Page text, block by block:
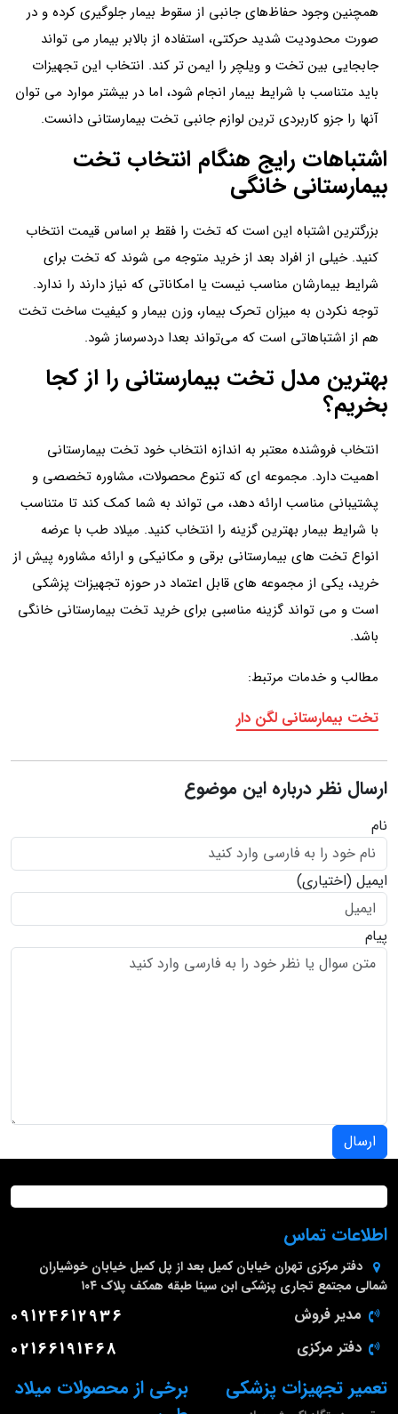
همچنین وجود حفاظ‌های جانبی از سقوط بیمار جلوگیری کرده و در
صورت محدودیت شدید حرکتی، استفاده از بالابر بیمار می تواند
جابجایی بین تخت و ویلچر را ایمن تر کند. انتخاب این تجهیزات
باید متناسب با شرایط بیمار انجام شود، اما در بیشتر موارد می توان
آنها را جزو کاربردی ترین لوازم جانبی تخت بیمارستانی دانست.
اشتباهات رایج هنگام انتخاب تخت
بیمارستانی خانگی
بزرگترین اشتباه این است که تخت را فقط بر اساس قیمت انتخاب
کنید. خیلی از افراد بعد از خرید متوجه می شوند که تخت برای
شرایط بیمارشان مناسب نیست یا امکاناتی که نیاز دارند را ندارد.
توجه نکردن به میزان تحرک بیمار، وزن بیمار و کیفیت ساخت تخت
هم از اشتباهاتی است که می‌تواند بعدا دردسرساز شود.
بهترین مدل تخت بیمارستانی را از کجا
بخریم؟
انتخاب فروشنده معتبر به اندازه انتخاب خود تخت بیمارستانی
اهمیت دارد. مجموعه ای که تنوع محصولات، مشاوره تخصصی و
پشتیبانی مناسب ارائه دهد، می تواند به شما کمک کند تا متناسب
با شرایط بیمار بهترین گزینه را انتخاب کنید. میلاد طب با عرضه
انواع تخت های بیمارستانی برقی و مکانیکی و ارائه مشاوره پیش از
خرید، یکی از مجموعه های قابل اعتماد در حوزه تجهیزات پزشکی
است و می تواند گزینه مناسبی برای خرید تخت بیمارستانی خانگی
باشد.
مطالب و خدمات مرتبط:
تخت بیمارستانی لگن دار
ارسال نظر درباره این موضوع
نام
ایمیل (اختیاری)
پیام
ارسال
برخی از محصولات میلاد
تعمیر تجهیزات پزشکی
اطلاعات تماس
دفتر مرکزی تهران خیابان کمیل بعد از پل کمیل خیابان خوشیاران
شمالی مجتمع تجاری پزشکی ابن سینا طبقه همکف پلاک ۱۰۴
مدیر فروش 09124612936
دفتر مرکزی 02166191468